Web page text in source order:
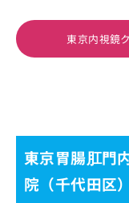
東京内視鏡
東京胃腸肛門
院（千代田区）